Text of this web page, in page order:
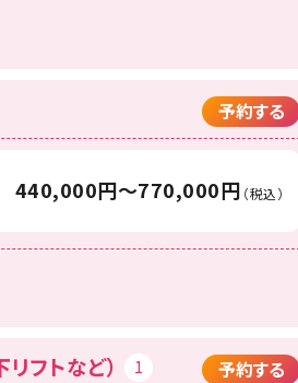
予約する
440,000円〜770,000円 （税込）
フトなど） 1 予約する